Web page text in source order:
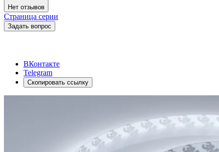
Нет отзывов
Страница серии
Задать вопрос
ВКонтакте
Telegram
Скопировать ссылку